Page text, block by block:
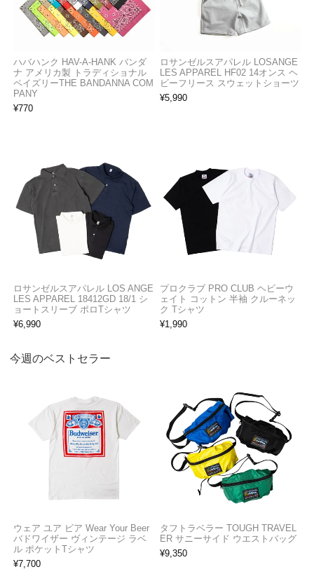
ハバハンク HAV-A-HANK バンダ
ナ アメリカ製 トラディショナル
ペイズリーTHE BANDANNA COM
PANY
¥770
ロサンゼルスアパレル LOSANGE
LES APPAREL HF02 14オンス ヘ
ビーフリース スウェットショーツ
¥5,990
ロサンゼルスアパレル LOS ANGE
LES APPAREL 18412GD 18/1 シ
ョートスリーブ ポロTシャツ
¥6,990
プロクラブ PRO CLUB ヘビーウ
ェイト コットン 半袖 クルーネッ
ク Tシャツ
¥1,990
今週のベストセラー
ウェア ユア ビア Wear Your Beer
バドワイザー ヴィンテージ ラベ
ル ポケットTシャツ
¥7,700
タフトラベラー TOUGH TRAVEL
ER サニーサイド ウエストバッグ
¥9,350